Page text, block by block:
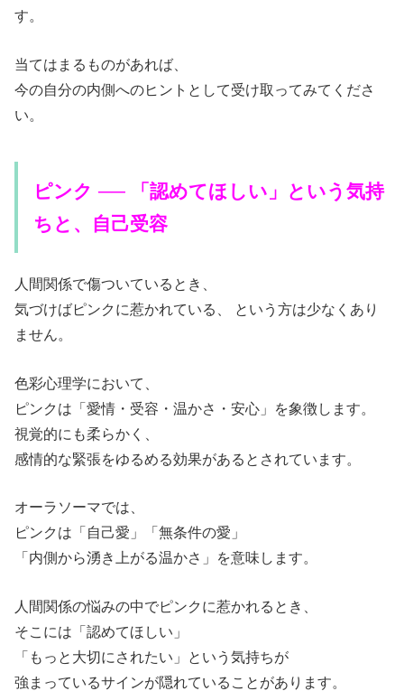
す。
当てはまるものがあれば、
今の自分の内側へのヒントとして受け取ってみてくださ
い。
ピンク ── 「認めてほしい」という気持
ちと、自己受容
人間関係で傷ついているとき、
気づけばピンクに惹かれている、 という方は少なくあり
ません。
色彩心理学において、
ピンクは「愛情・受容・温かさ・安心」を象徴します。
視覚的にも柔らかく、
感情的な緊張をゆるめる効果があるとされています。
オーラソーマでは、
ピンクは「自己愛」「無条件の愛」
「内側から湧き上がる温かさ」を意味します。
人間関係の悩みの中でピンクに惹かれるとき、
そこには「認めてほしい」
「もっと大切にされたい」という気持ちが
強まっているサインが隠れていることがあります。